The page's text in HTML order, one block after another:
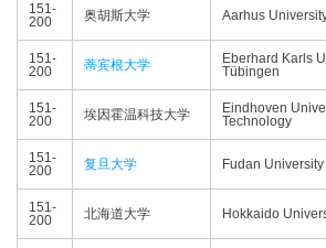
151-
200
奥胡斯大学 Aarhus
151-
200
蒂宾根大学
Eberhard Karls
Tübingen
151-
200
埃因霍温科技大学
Eindhoven
Technology
151-
200
复旦大学 Fudan University
151-
200
北海道大学 Hokkaido